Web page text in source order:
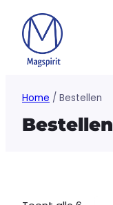
naar
inhoud
Home / Bestellen
Bestellen